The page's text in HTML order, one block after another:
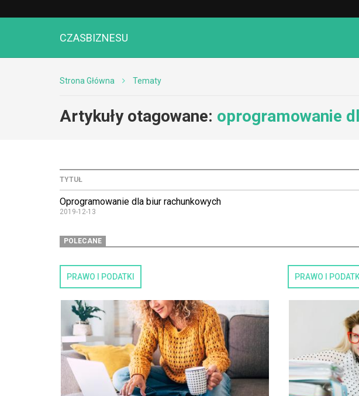
CZASBIZNESU
Strona Główna Tematy
Artykuły otagowane: oprogramowanie
TYTUŁ
Oprogramowanie dla biur rachunkowych
2019-12-13
POLECANE
PRAWO I PODATKI PRAWO I